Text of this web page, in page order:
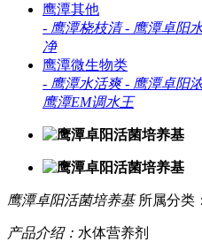
鹰潭其他
- 鹰潭桡枝清 - 鹰潭卓阳
净
鹰潭微生物类
- 鹰潭水活爽 - 鹰潭卓阳
鹰潭EM调水王
鹰潭卓阳活菌培养基 所属分类
产品介绍： 水体营养剂